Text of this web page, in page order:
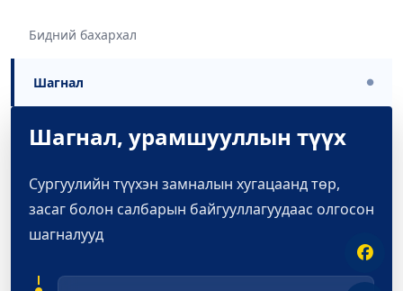
Бидний бахархал
Шагнал ●
Шагнал, урамшууллын түүх
Сургуулийн түүхэн замналын хугацаанд төр,
засаг болон салбарын байгууллагуудаас олгосон
шагналууд